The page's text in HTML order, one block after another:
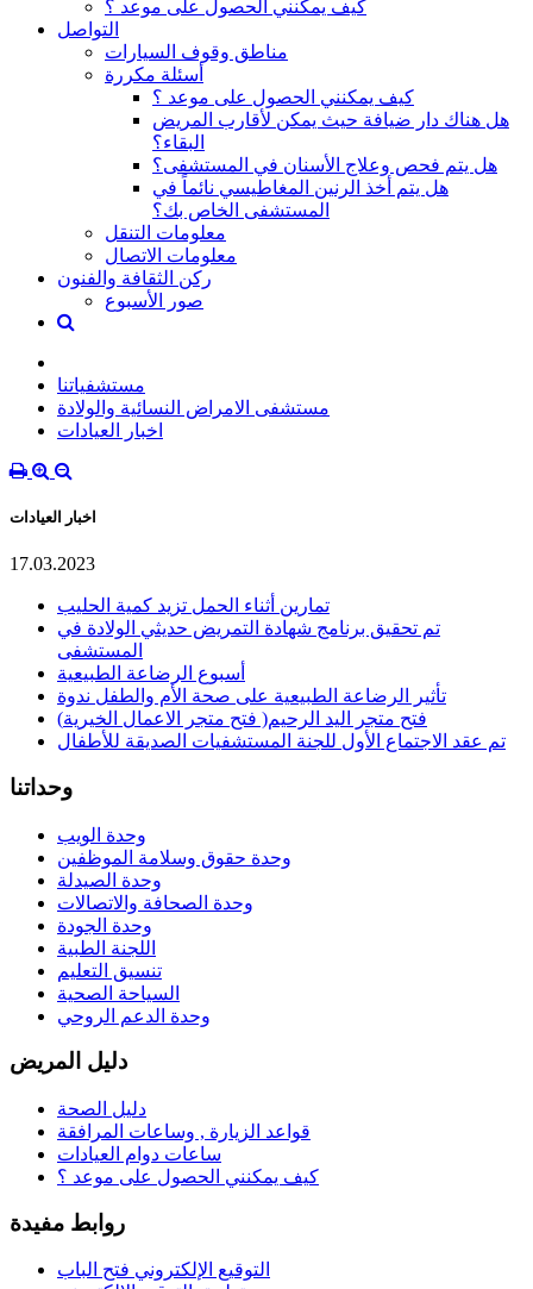
كيف يمكنني الحصول على موعد ؟
التواصل
مناطق وقوف السيارات
أسئلة مكررة
كيف يمكنني الحصول على موعد ؟
هل هناك دار ضيافة حيث يمكن لأقارب المريض
البقاء؟
هل يتم فحص وعلاج الأسنان في المستشفى؟
هل يتم أخذ الرنين المغاطيسي نائماً في
المستشفى الخاص بك؟
معلومات التنقل
معلومات الاتصال
ركن الثقافة والفنون
صور الأسبوع
مستشفياتنا
مستشفى الامراض النسائية والولادة
اخبار العيادات
اخبار العيادات
17.03.2023
تمارين أثناء الحمل تزيد كمية الحليب
تم تحقيق برنامج شهادة التمريض حديثي الولادة في
المستشفى
أسبوع الرضاعة الطبيعية
تأثير الرضاعة الطبيعية على صحة الأم والطفل ندوة
(فتح متجر الاعمال الخيرية )فتح متجر اليد الرحيم
تم عقد الاجتماع الأول للجنة المستشفيات الصديقة للأطفال
وحداتنا
وحدة الويب
وحدة حقوق وسلامة الموظفين
وحدة الصيدلة
وحدة الصحافة والاتصالات
وحدة الجودة
اللجنة الطبية
تنسيق التعليم
السياحة الصحية
وحدة الدعم الروحي
دليل المريض
دليل الصحة
قواعد الزيارة , وساعات المرافقة
ساعات دوام العيادات
كيف يمكنني الحصول على موعد ؟
روابط مفيدة
التوقيع الإلكتروني فتح الباب